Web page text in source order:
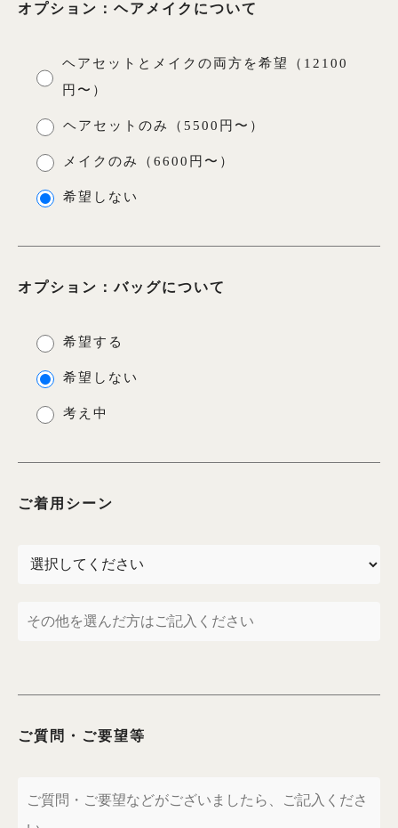
オプション：ヘアメイクについて
ヘアセットとメイクの両方を希望（12100
円〜）
ヘアセットのみ（5500円〜）
メイクのみ（6600円〜）
希望しない
オプション：バッグについて
希望する
希望しない
考え中
ご着用シーン
ご質問・ご要望等